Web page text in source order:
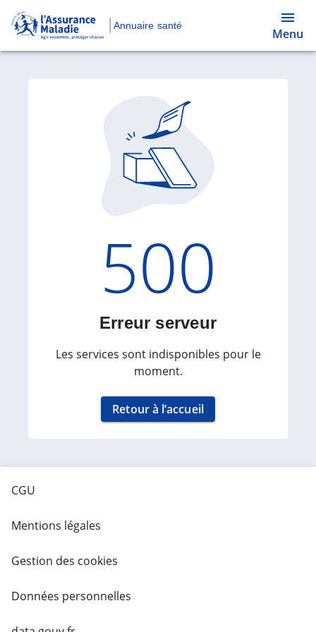
Annuaire santé
Menu
Code
500
Erreur serveur
Les services sont indisponibles pour le
moment.
Retour à l’accueil
CGU
Mentions légales
Gestion des cookies
Données personnelles